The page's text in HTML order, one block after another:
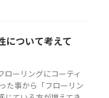
について考えて
ーリングにコーティ
た事から「フローリン